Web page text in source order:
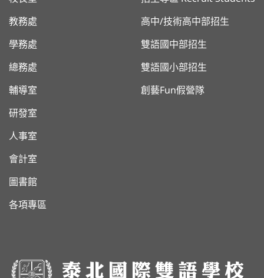
教務處
學務處
總務處
輔導室
研發室
人事室
會計室
圖書館
各項專區
高中/技術高中部招生
雙語國中部招生
雙語國小部招生
創藝Fun假營隊